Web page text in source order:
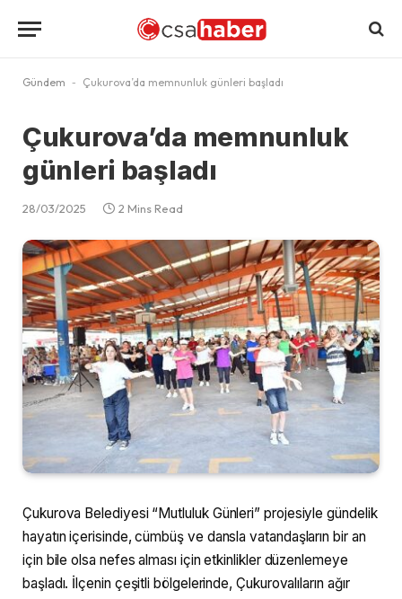
Gündem - Çukurova’da memnunluk günleri başladı
Çukurova’da memnunluk
günleri başladı
28/03/2025 2 Mins Read
Çukurova Belediyesi “Mutluluk Günleri” projesiyle gündelik
hayatın içerisinde, cümbüş ve dansla vatandaşların bir an
için bile olsa nefes alması için etkinlikler düzenlemeye
başladı. İlçenin çeşitli bölgelerinde, Çukurovalıların ağır